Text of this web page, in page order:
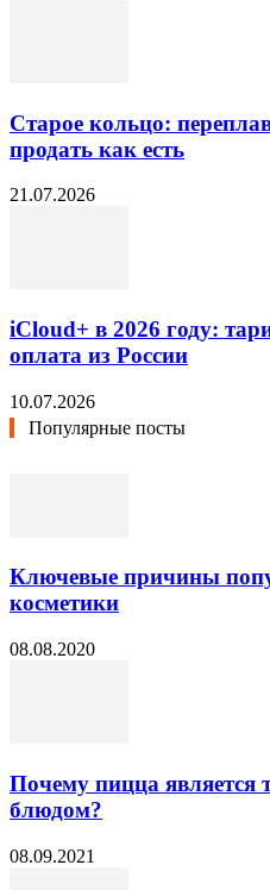
Старое кольцо:
продать как есть
21.07.2026
iCloud+ в 2026 году:
оплата из России
10.07.2026
Популярные посты
Ключевые причины
косметики
08.08.2020
Почему пицца
блюдом?
08.09.2021